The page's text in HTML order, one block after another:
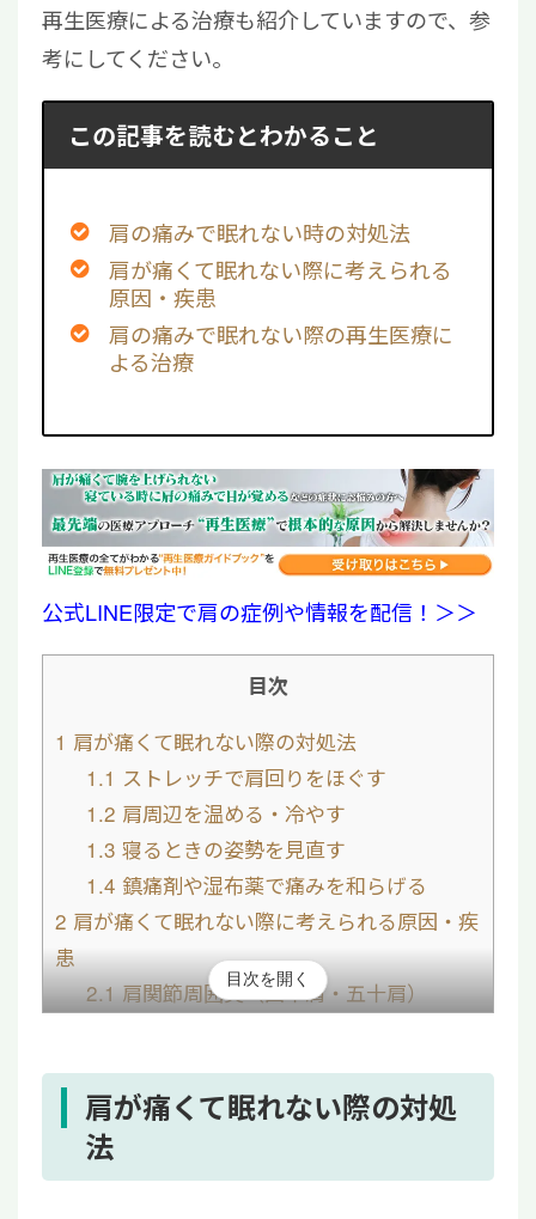
再生医療による治療も紹介していますので、参
考にしてください。
この記事を読むとわかること
肩の痛みで眠れない時の対処法
肩が痛くて眠れない際に考えられる
原因・疾患
肩の痛みで眠れない際の再生医療に
よる治療
公式LINE限定で肩の症例や情報を配信！＞＞
目次
1 肩が痛くて眠れない際の対処法
1.1 ストレッチで肩回りをほぐす
1.2 肩周辺を温める・冷やす
1.3 寝るときの姿勢を見直す
1.4 鎮痛剤や湿布薬で痛みを和らげる
2 肩が痛くて眠れない際に考えられる原因・疾
患
2.1肩関節周囲炎（四十肩・五十肩）
2.4肩こり
3 肩が痛くて眠れないときの対処法｜夜間痛の
目次を開く
肩が痛くて眠れない際の対処
法